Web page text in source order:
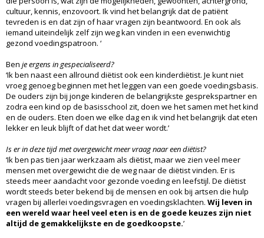
cultuur, kennis, enzovoort. Ik vind het belangrijk dat de patiënt
tevreden is en dat zijn of haar vragen zijn beantwoord. En ook als
iemand uiteindelijk zelf zijn weg kan vinden in een evenwichtig
gezond voedingspatroon. ‘
Ben je ergens in gespecialiseerd?
‘Ik ben naast een allround diëtist ook een kinderdiëtist. Je kunt niet
vroeg genoeg beginnen met het leggen van een goede voedingsbasis.
De ouders zijn bij jonge kinderen de belangrijkste gesprekspartner en
zodra een kind op de basisschool zit, doen we het samen met het kind
en de ouders. Eten doen we elke dag en ik vind het belangrijk dat eten
lekker en leuk blijft of dat het dat weer wordt.’
Is er in deze tijd met overgewicht meer vraag naar een diëtist?
‘Ik ben pas tien jaar werkzaam als diëtist, maar we zien veel meer
mensen met overgewicht die de weg naar de diëtist vinden. Er is
steeds meer aandacht voor gezonde voeding en leefstijl. De diëtist
wordt steeds beter bekend bij de mensen en ook bij artsen die hulp
vragen bij allerlei voedingsvragen en voedingsklachten. Wij leven in
een wereld waar heel veel eten is en de goede keuzes zijn niet
altijd de gemakkelijkste en de goedkoopste.’